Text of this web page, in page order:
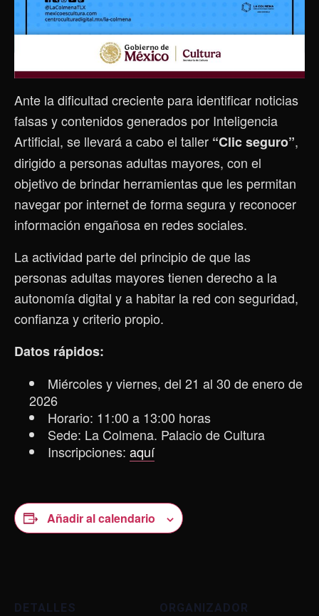
Ante la dificultad creciente para identificar noticias
falsas y contenidos generados por Inteligencia
Artificial, se llevará a cabo el taller “Clic seguro”,
dirigido a personas adultas mayores, con el
objetivo de brindar herramientas que les permitan
navegar por internet de forma segura y reconocer
información engañosa en redes sociales.
La actividad parte del principio de que las
personas adultas mayores tienen derecho a la
autonomía digital y a habitar la red con seguridad,
confianza y criterio propio.
Datos rápidos:
Miércoles y viernes, del 21 al 30 de enero de
2026
Horario: 11:00 a 13:00 horas
Sede: La Colmena. Palacio de Cultura
Inscripciones: aquí
Añadir al calendario
DETALLES ORGANIZADOR